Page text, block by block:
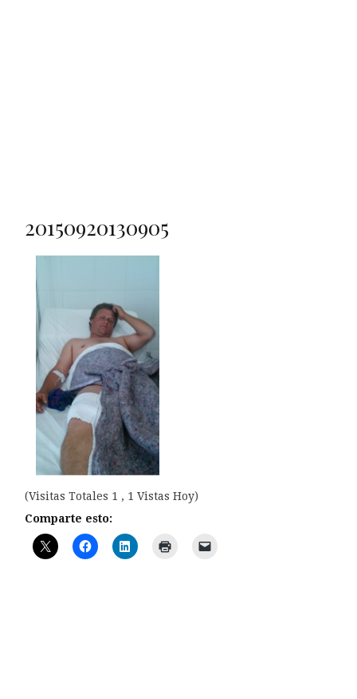
20150920130905
(Visitas Totales 1 , 1 Vistas Hoy)
Comparte esto: